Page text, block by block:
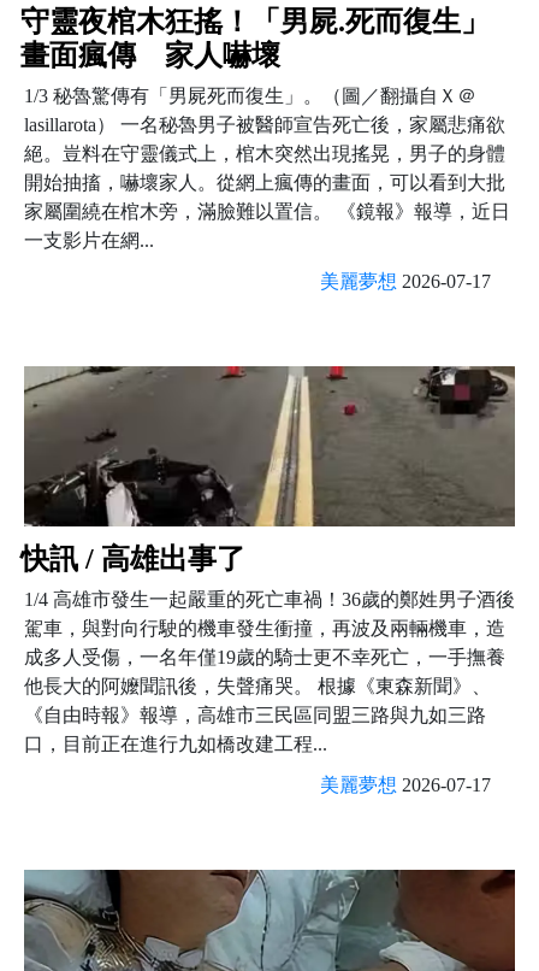
守靈夜棺木狂搖！「男屍.死而復生」
畫面瘋傳 家人嚇壞
1/3 秘魯驚傳有「男屍死而復生」。（圖／翻攝自Ｘ＠
lasillarota） 一名秘魯男子被醫師宣告死亡後，家屬悲痛欲
絕。豈料在守靈儀式上，棺木突然出現搖晃，男子的身體
開始抽搐，嚇壞家人。從網上瘋傳的畫面，可以看到大批
家屬圍繞在棺木旁，滿臉難以置信。 《鏡報》報導，近日
一支影片在網...
美麗夢想 2026-07-17
快訊 / 高雄出事了
1/4 高雄市發生一起嚴重的死亡車禍！36歲的鄭姓男子酒後
駕車，與對向行駛的機車發生衝撞，再波及兩輛機車，造
成多人受傷，一名年僅19歲的騎士更不幸死亡，一手撫養
他長大的阿嬤聞訊後，失聲痛哭。 根據《東森新聞》、
《自由時報》報導，高雄市三民區同盟三路與九如三路
口，目前正在進行九如橋改建工程...
美麗夢想 2026-07-17